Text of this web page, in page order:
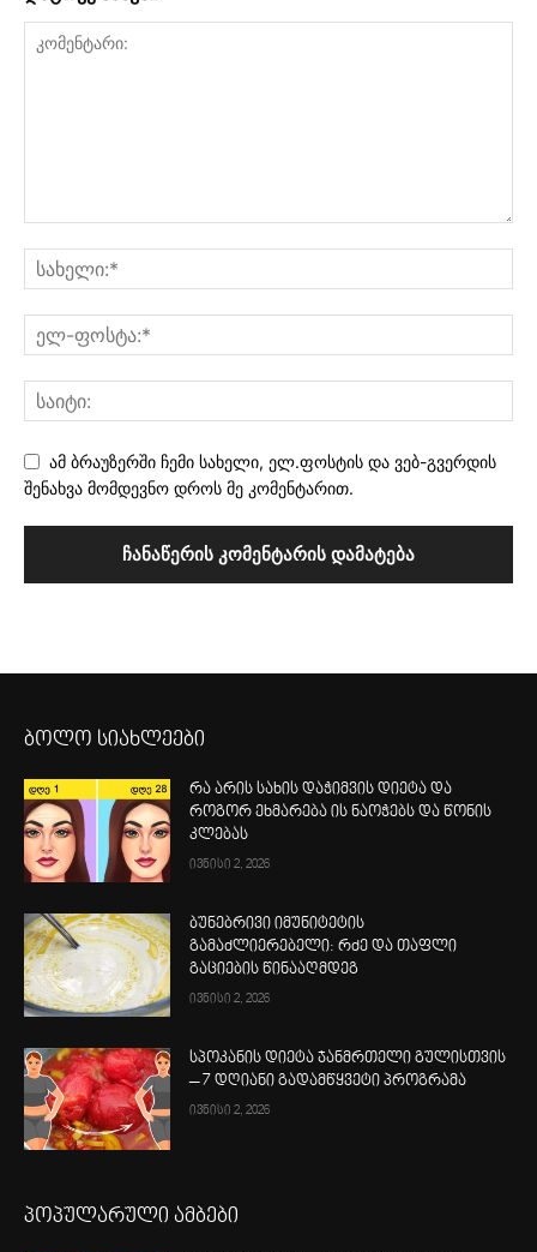
ამ ბრაუზერში ჩემი სახელი, ელ.ფოსტის და ვებ-გვერდის
შენახვა მომდევნო დროს მე კომენტარით.
ბოლო სიახლეები
რა არის სახის დაჭიმვის დიეტა და
როგორ ეხმარება ის ნაოჭებს და წონის
კლებას
ივნისი 2, 2026
ბუნებრივი იმუნიტეტის
გამაძლიერებელი: რძე და თაფლი
გაციების წინააღმდეგ
ივნისი 2, 2026
სპოკანის დიეტა ჯანმრთელი გულისთვის
– 7 დღიანი გადამწყვეტი პროგრამა
ივნისი 2, 2026
პოპულარული ამბები